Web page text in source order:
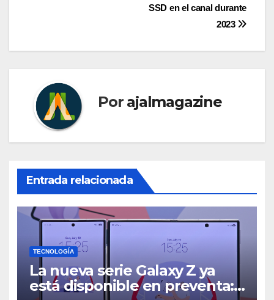
SSD en el canal durante
2023
Por ajalmagazine
Entrada relacionada
TECNOLOGÍA
La nueva serie Galaxy Z ya
está disponible en preventa: